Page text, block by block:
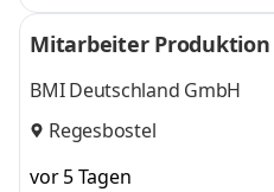
Mitarbeiter
BMI Deutschland GmbH
Regesbostel
vor 5 Tagen